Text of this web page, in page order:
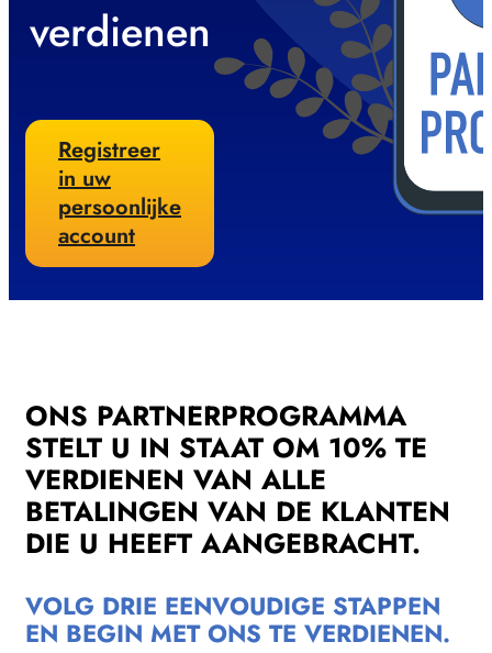
verdienen
Registreer
in uw
persoonlijke
account
ONS PARTNERPROGRAMMA
STELT U IN STAAT OM 10% TE
VERDIENEN VAN ALLE
BETALINGEN VAN DE KLANTEN
DIE U HEEFT AANGEBRACHT.
VOLG DRIE EENVOUDIGE STAPPEN
EN BEGIN MET ONS TE VERDIENEN.